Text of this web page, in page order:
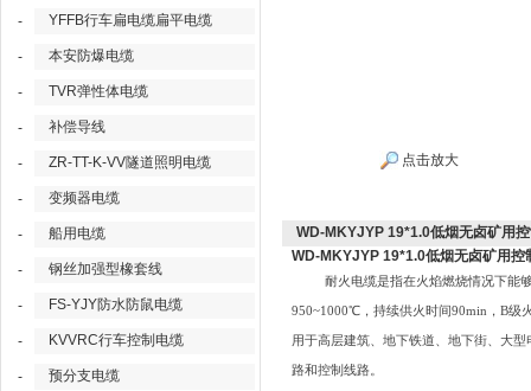
- YFFB行车扁电缆扁平电缆
- 本安防爆电缆
- TVR弹性体电缆
- 补偿导线
- ZR-TT-K-VV隧道照明电缆
- 变频器电缆
- 船用电缆
- 钢丝加强型橡套线
- FS-YJY防水防鼠电缆
- KVVRC行车控制电缆
- 预分支电缆
点击放大
WD-MKYJYP 19*1.0低烟无卤矿用
WD-MKYJYP 19*1.0低烟无卤矿用控
耐火电缆是指在火焰燃烧情况下能
950~1000℃，持续供火时间90min，B级
用于高层建筑、地下铁道、地下街、大
路和控制线路。